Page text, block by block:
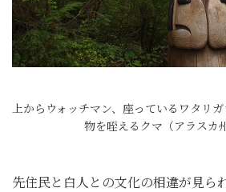
上からウォッチマン、座っているワタリ
物を咥えるクマ（アラスカ
先住民と白人との文化の相違が見ら